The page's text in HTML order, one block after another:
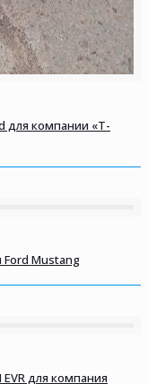
для компании «Т-
Ford Mustang
для компания